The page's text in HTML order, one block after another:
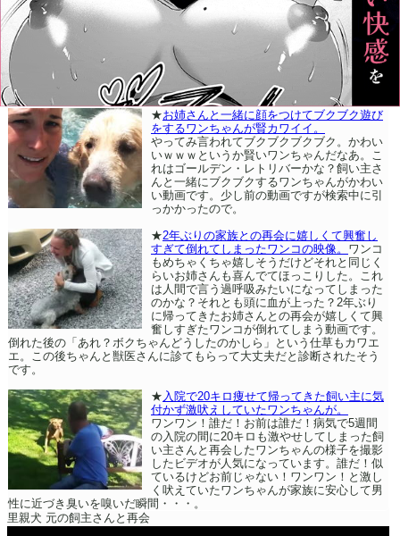
★お姉さんと一緒に顔をつけてブクブク遊び
をするワンちゃんが賢カワイイ。
やってみ言われてブクブクブクブク。かわい
いｗｗｗというか賢いワンちゃんだなあ。こ
れはゴールデン・レトリバーかな？飼い主さ
んと一緒にブクブクするワンちゃんがかわい
い動画です。少し前の動画ですが検索中に引
っかかったので。
★2年ぶりの家族との再会に嬉しくて興奮し
すぎて倒れてしまったワンコの映像。 ワンコ
もめちゃくちゃ嬉しそうだけどそれと同じく
らいお姉さんも喜んでてほっこりした。これ
は人間で言う過呼吸みたいになってしまった
のかな？それとも頭に血が上った？2年ぶり
に帰ってきたお姉さんとの再会が嬉しくて興
奮しすぎたワンコが倒れてしまう動画です。
倒れた後の「あれ？ボクちゃんどうしたのかしら」という仕草もカワエ
エ。この後ちゃんと獣医さんに診てもらって大丈夫だと診断されたそう
です。
★ 入院で20キロ痩せて帰ってきた飼い主に気
付かず激吠えしていたワンちゃんが。
ワンワン！誰だ！お前は誰だ！病気で5週間
の入院の間に20キロも激やせしてしまった飼
い主さんと再会したワンちゃんの様子を撮影
したビデオが人気になっています。誰だ！似
ているけどお前じゃない！ワンワン！と激し
く吠えていたワンちゃんが家族に安心して男
性に近づき臭いを嗅いだ瞬間・・・。
里親犬 元の飼主さんと再会